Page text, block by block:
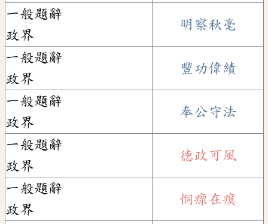
一般題辭
政界
明察秋毫
一般題辭
政界
豐功偉績
一般題辭
政界
奉公守法
一般題辭
政界
德政可風
一般題辭
政界
恫瘝在瘼